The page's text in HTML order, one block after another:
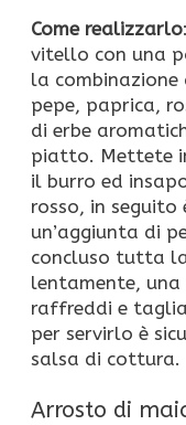
Come realizzarlo
vitello con una
la combinazione
pepe, paprica,
di erbe
piatto. Mettete
il burro ed
rosso, in seguito
un’aggiunta di
concluso tutta
lentamente,
raffreddi e
per servirlo è
salsa di cottura.
Arrosto di